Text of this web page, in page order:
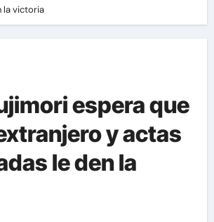
la victoria
espera que
y actas
le den la